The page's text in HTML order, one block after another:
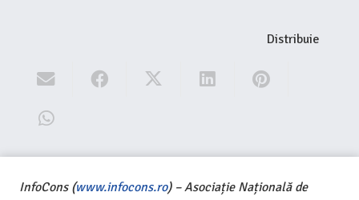
Distribuie
InfoCons (www.infocons.ro) – Asociație Națională de